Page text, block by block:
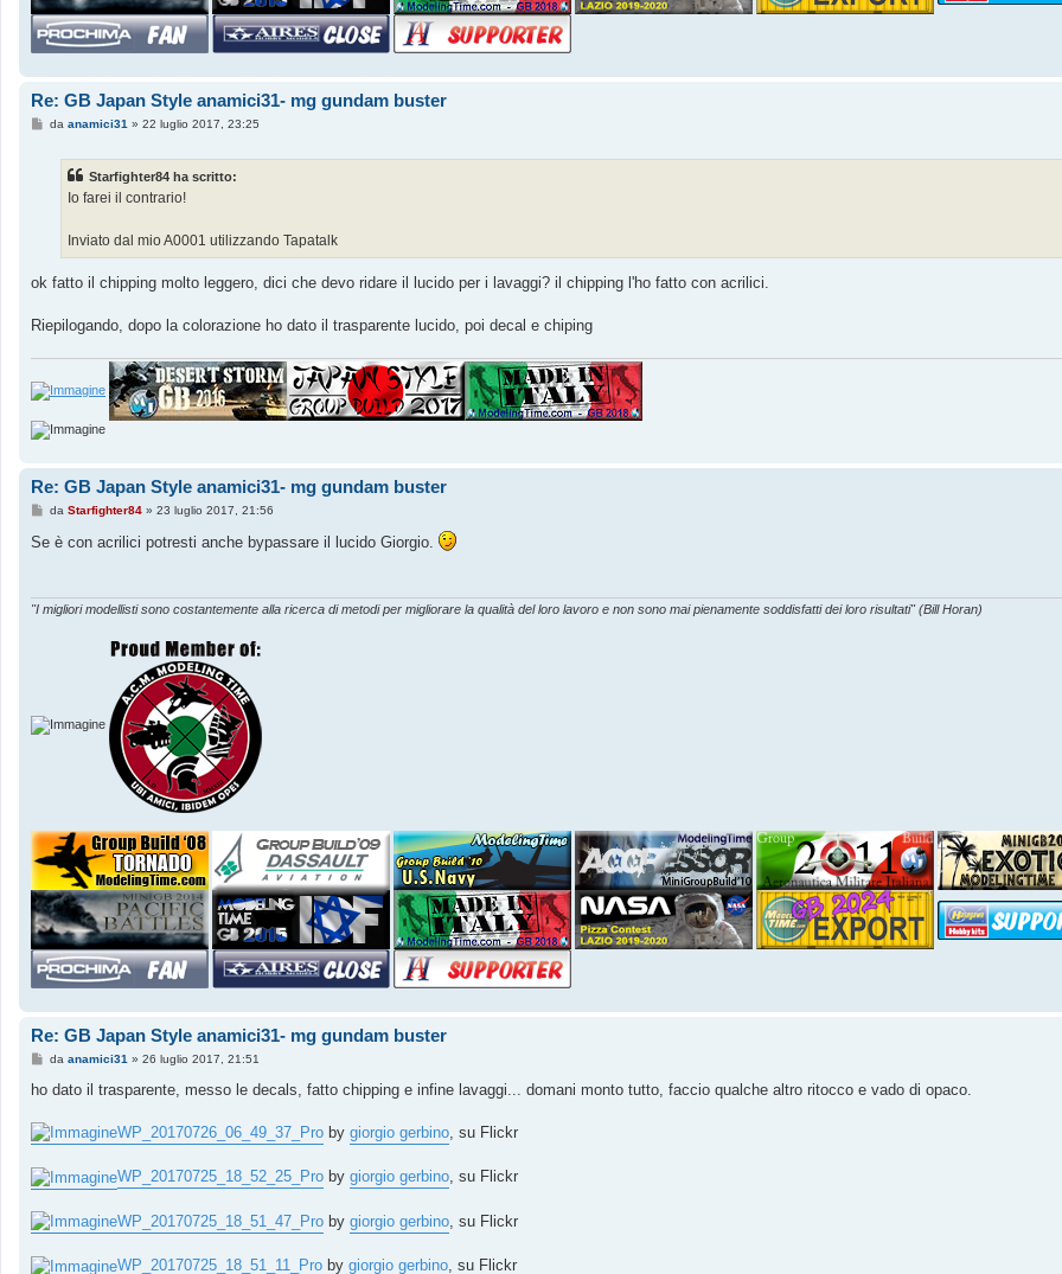
Re: GB Japan Style anamici31- mg gundam buster
Mda anamici31 » 22 luglio 2017, 23:25
Starfighter84 ha scritto:
Io farei il contrario!
Inviato dal mio A0001 utilizzando Tapatalk
ok fatto il chipping molto leggero, dici che devo ridare il lucido per i lavaggi? il chipping l'ho fatto con acrilici.
Riepilogando, dopo la colorazione ho dato il trasparente lucido, poi decal e chiping
Re: GB Japan Style anamici31- mg gundam buster
M
s
s
i
da Starfighter84» 23 luglio 2017, 21:56
Se è con acrilici potresti anche bypassare il lucido Giorgio.
"I migliori modellisti sono costantemente alla ricerca di metodi per migliorare la qualità del loro lavoro e non sono mai pienamente soddisfatti dei loro risultati" (Bill Horan)
Re: GB Japan Style anamici31- mg gundam buster
M
s
g
g
o
da anamici31 » 26 luglio 2017, 21:51
ho dato il trasparente, messo le decals, fatto chipping e infine lavaggi... domani monto tutto, faccio qualche altro ritocco e vado di opaco.
WP_20170726_06_49_37_Pro by giorgio gerbino , su Flickr
WP_20170725_18_52_25_Pro by giorgio gerbino, su Flickr
WP_20170725_18_51_47_Pro by giorgio gerbino , su Flickr
WP_20170725_18_51_11_Pro by giorgio gerbino, su Flickr